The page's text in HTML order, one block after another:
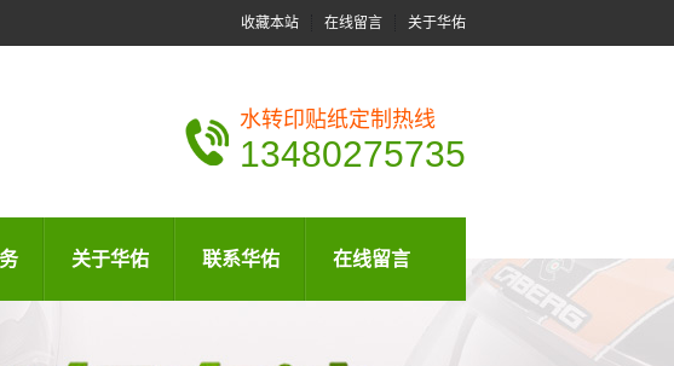
收藏本站 在线留言 关于华佑
水转印贴纸定制热线
13480275735
关于华佑 联系华佑 在线留言